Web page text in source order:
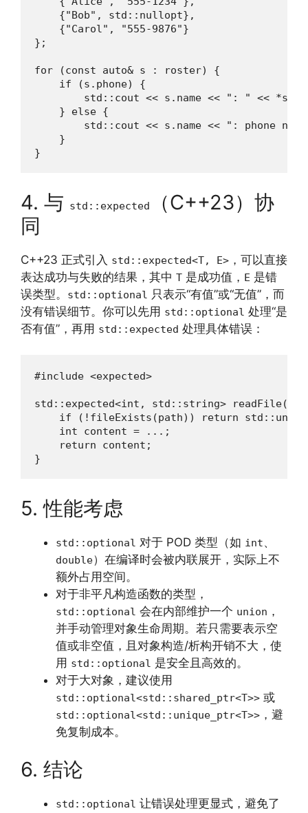
    {"Bob", std::nullopt},
    {"Carol", "555-9876"}
};
for (const auto& s : roster) {
    if (s.phone) {
std::cout << s.name << ": " <<
    } else {
std::cout << s.name << ": phone not
    }
}
4. 与 std::expected
（C++23）协
同
C++23 正式引入 std::expected<T, E> ，可以直接
表达成功与失败的结果，其中 T 是成功值， E 是错
误类型。
std::optional
只表示“有值”或“无值”，而
没有错误细节。你可以先用 std::optional 处理“是
否有值”，再用 std::expected 处理具体错误：
#include <expected>
std::expected<int, std::string>
if (!fileExists(path)) return
    int content = ...;
    return content;
}
5. 性能考虑
std::optional 对于 POD 类型（如 int、
double）在编译时会被内联展开，实际上不
额外占用空间。
对于非平凡构造函数的类型，
std::optional 会在内部维护一个 union ，
并手动管理对象生命周期。若只需要表示空
值或非空值，且对象构造/析构开销不大，使
用 std::optional 是安全且高效的。
对于大对象，建议使用
std::optional<std::shared_ptr<T>> 或
std::optional<std::unique_ptr<T>> ，避
免复制成本。
6. 结论
std::optional 让错误处理更显式，避免了